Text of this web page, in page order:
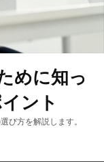
めに知っ
ント
び方を解説します。